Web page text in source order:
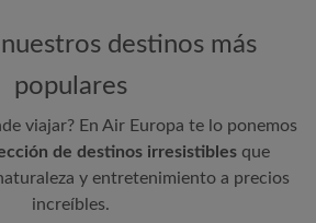
destinos más
populares
viajar? En Air Europa te lo ponemos
de destinos irresistiblesque
y entretenimiento a precios
increíbles.